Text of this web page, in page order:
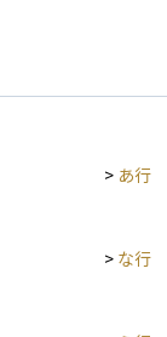
> あ行
> な行